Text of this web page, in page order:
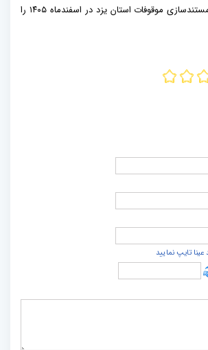
امیدوارم جشن پایان مستندسازی موقوفات استان یزد در اسفندماه ۱۴۰۵ را
تایپ نمایید